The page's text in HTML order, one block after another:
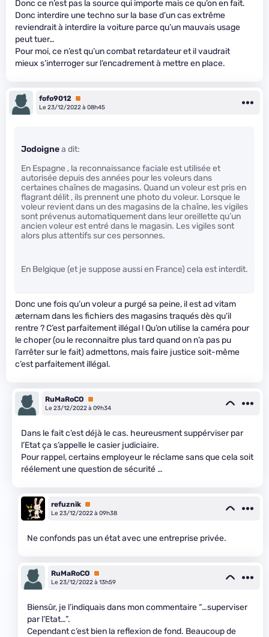
Donc ce n’est pas la source qui importe mais ce qu’on en fait.
Donc interdire une techno sur la base d’un cas extrême
reviendrait à interdire la voiture parce qu’un mauvais usage
peut tuer…
Pour moi, ce n’est qu’un combat retardateur et il vaudrait
mieux s’interroger sur l’encadrement à mettre en place.
fofo9012 Premium
Le 23/12/2022 à 08h45
Jodoignea dit:
En Espagne , la reconnaissance faciale est utilisée et
autorisée depuis des années pour les voleurs dans
certaines chaînes de magasins. Quand un voleur est pris en
flagrant délit , ils prennent une photo du voleur. Lorsque le
voleur revient dans un des magasins de la chaîne, les vigiles
sont prévenus automatiquement dans leur oreillette qu’un
ancien voleur est entré dans le magasin. Les vigiles sont
alors plus attentifs sur ces personnes.
En Belgique (et je suppose aussi en France) cela est interdit.
Donc une fois qu’un voleur a purgé sa peine, il est ad vitam
æternam dans les fichiers des magasins traqués dès qu’il
rentre ? C’est parfaitement illégal ! Qu’on utilise la caméra pour
le choper (ou le reconnaitre plus tard quand on n’a pas pu
l’arrêter sur le fait) admettons, mais faire justice soit-même
c’est parfaitement illégal.
RuMaRoCO
Premium
Le 23/12/2022 à 09h34
Dans le fait c’est déjà le cas. heureusment suppérviser par
l’Etat ça s’appelle le casier judiciaire.
Pour rappel, certains employeur le réclame sans que cela soit
réélement une question de sécurité …
refuznik Premium
Le 23/12/2022 à 09h38
Ne confonds pas un état avec une entreprise privée.
RuMaRoCO
Premium
Le 23/12/2022 à 13h59
Biensûr, je l’indiquais dans mon commentaire “…superviser
par l’Etat…”.
Cependant c’est bien la reflexion de fond. Beaucoup de